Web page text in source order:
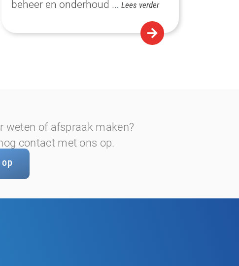
beheer en onderhoud ... Lees verder
weten of afspraak maken?
contact met ons op.